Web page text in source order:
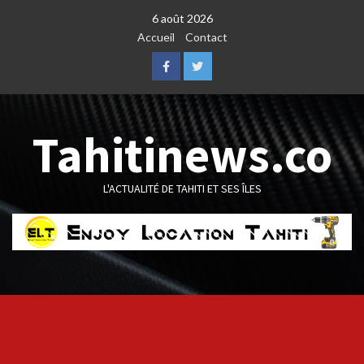
6 août 2026
Accueil
Contact
FacebookTwitter
Tahitinews.co
L'ACTUALITÉ DE TAHITI ET SES ÎLES